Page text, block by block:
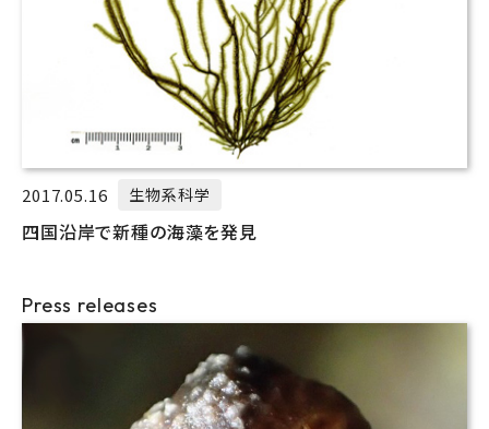
2017.05.16 生物系科学
四国沿岸で新種の海藻を発見
Press releases